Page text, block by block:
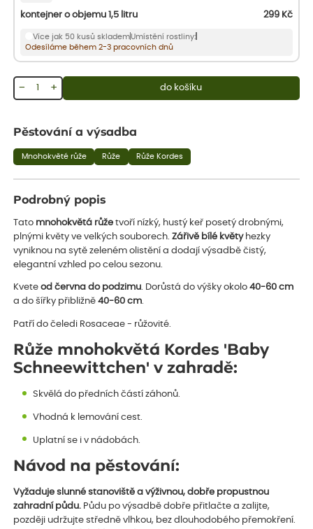
kontejner o objemu 1,5 litru 299 Kč
Více jak 50 kusů sklademUmístění rostliny:
Odesíláme během 2-3 pracovních dnů
+
− do košíku
Pěstování a výsadba
Mnohokvěté růže Růže Růže Kordes
Podrobný popis
Tato mnohokvětá růže tvoří nízký, hustý keř posetý drobnými,
plnými květy ve velkých souborech.Zářivě bílé květyhezky
vyniknou na sytě zeleném olistění a dodají výsadbě čistý,
elegantní vzhled po celou sezonu.
Kveteod června do podzimu. Dorůstá do výšky okolo40-60 cm
a do šířky přibližně40-60 cm.
Patří do čeledi Rosaceae - růžovité.
Růže mnohokvětá Kordes 'Baby
Schneewittchen' v zahradě:
Skvělá do předních částí záhonů.
Vhodná k lemování cest.
Uplatní se i v nádobách.
Návod na pěstování:
Vyžaduje slunné stanoviště a výživnou, dobře propustnou
zahradní půdu. Půdu po výsadbě dobře přitlačte a zalijte,
později udržujte středně vlhkou, bez dlouhodobého přemokření.